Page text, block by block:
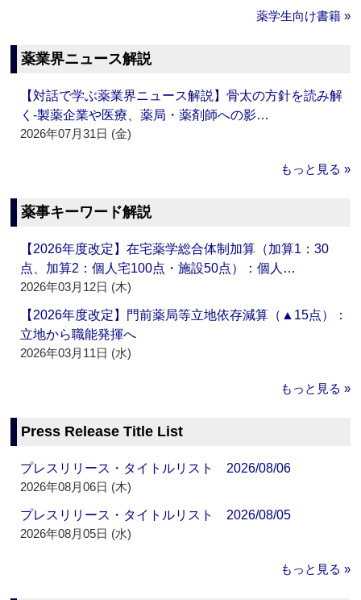
薬学生向け書籍 »
薬業界ニュース解説
【対話で学ぶ薬業界ニュース解説】骨太の方針を読み解
く‐製薬企業や医療、薬局・薬剤師への影…
2026年07月31日 (金)
もっと見る »
薬事キーワード解説
【2026年度改定】在宅薬学総合体制加算（加算1：30
点、加算2：個人宅100点・施設50点）：個人…
2026年03月12日 (木)
【2026年度改定】門前薬局等立地依存減算（▲15点）：
立地から職能発揮へ
2026年03月11日 (水)
もっと見る »
Press Release Title List
プレスリリース・タイトルリスト 2026/08/06
2026年08月06日 (木)
プレスリリース・タイトルリスト 2026/08/05
2026年08月05日 (水)
もっと見る »